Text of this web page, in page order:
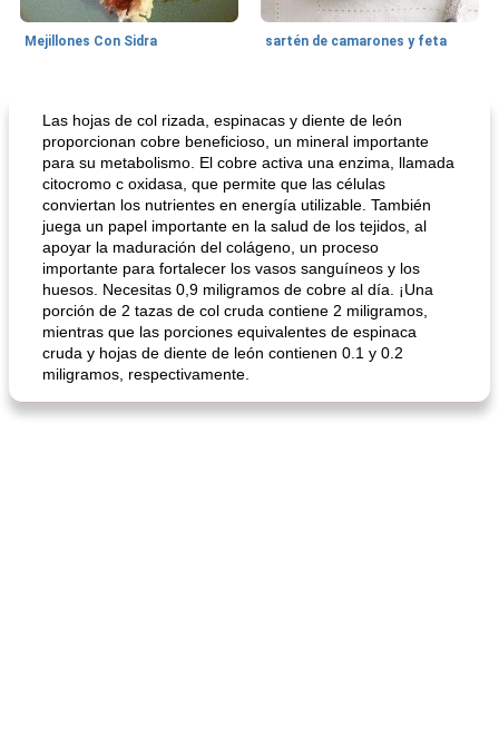
Mejillones Con Sidra sartén de camarones y feta
sopa de lentejas negras del chef john
Las hojas de col rizada, espinacas y diente de león
proporcionan cobre beneficioso, un mineral importante
para su metabolismo. El cobre activa una enzima, llamada
citocromo c oxidasa, que permite que las células
conviertan los nutrientes en energía utilizable. También
juega un papel importante en la salud de los tejidos, al
apoyar la maduración del colágeno, un proceso
importante para fortalecer los vasos sanguíneos y los
huesos. Necesitas 0,9 miligramos de cobre al día. ¡Una
porción de 2 tazas de col cruda contiene 2 miligramos,
mientras que las porciones equivalentes de espinaca
cruda y hojas de diente de león contienen 0.1 y 0.2
miligramos, respectivamente.